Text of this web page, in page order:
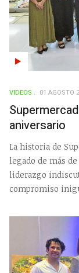
VIDEOS 01 AGOSTO
aniversario
La historia de
legado de más
liderazgo
compromiso